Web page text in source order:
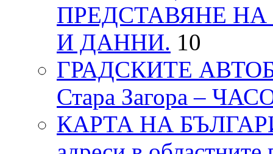
ПРЕДСТАВЯНЕ
И ДАННИ. 10
ГРАДСКИТЕ
Стара Загора –
КАРТА НА